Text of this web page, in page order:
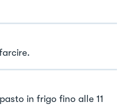
in frigo fino alle 11